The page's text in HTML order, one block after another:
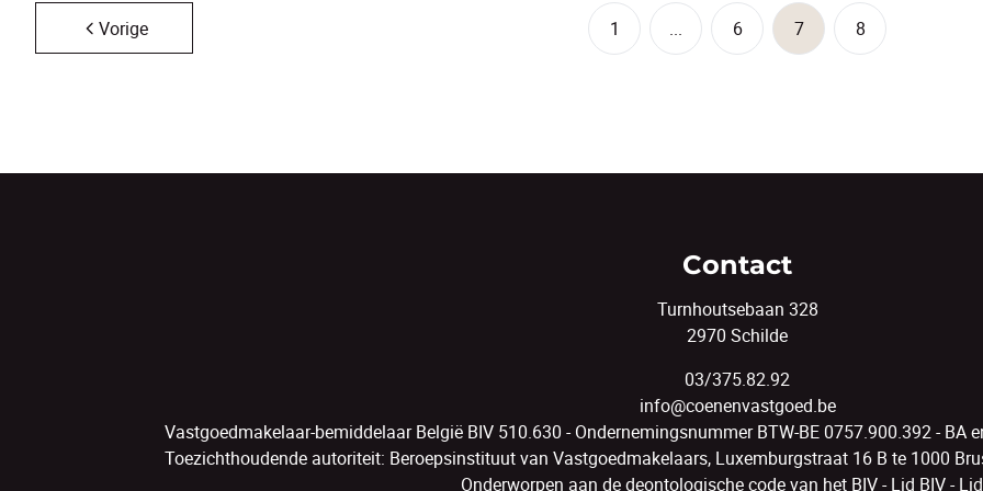
Vorige 1 ... 6 7 8
Contact
Turnhoutsebaan 328
2970 Schilde
03/375.82.92
info@coenenvastgoed.be
Vastgoedmakelaar-bemiddelaar België BIV 510.630 - Ondernemingsnummer BTW-BE 0757.900.392 -
Toezichthoudende autoriteit: Beroepsinstituut van Vastgoedmakelaars, Luxemburgstraat 16 B te 1000
Onderworpen aan dedeontologische code van het BIV- Lid BIV -